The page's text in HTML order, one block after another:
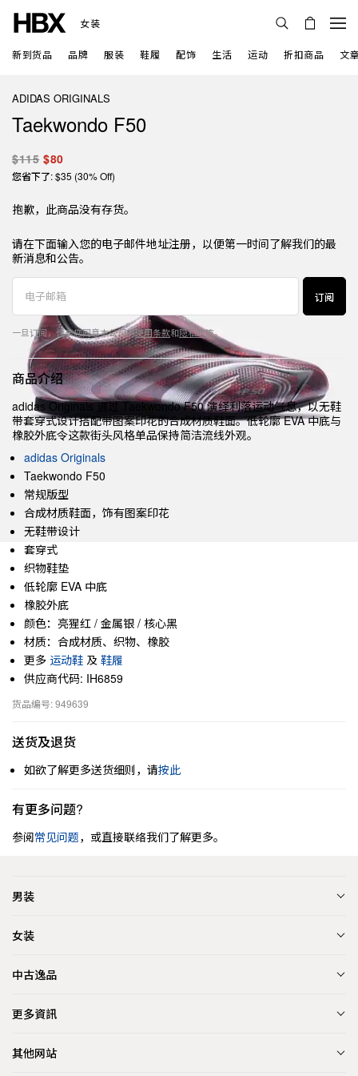
女装
新到货品 品牌 服装 鞋履 配饰 生活 运动 折扣商品 文
ADIDAS ORIGINALS
Taekwondo F50
$115 $80
您省下了: $35 (30% Off)
抱歉，此商品没有存货。
请在下面输入您的电子邮件地址注册，以便第一时间了解我们的最
新消息和公告。
订阅
一旦订阅，代表您同意本公司的使用条款和隐私政策。
商品介绍
adidas Originals 通过 Taekwondo F50 演绎利落运动气息，以无鞋
带套穿式设计搭配带图案印花的合成材质鞋面。低轮廓 EVA 中底与
橡胶外底令这款街头风格单品保持简洁流线外观。
adidas Originals
Taekwondo F50
常规版型
合成材质鞋面，饰有图案印花
无鞋带设计
套穿式
织物鞋垫
低轮廓 EVA 中底
橡胶外底
颜色：亮猩红 / 金属银 / 核心黑
材质：合成材质、织物、橡胶
更多 运动鞋 及 鞋履
供应商代码: IH6859
货品编号: 949639
送货及退货
如欲了解更多送货细则，请按此
有更多问题?
参阅常见问题，或直接联络我们了解更多。
男装
女装
中古逸品
更多資訊
其他网站